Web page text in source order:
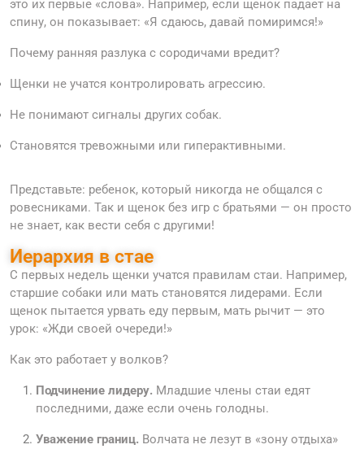
это их первые «слова». Например, если щенок падает на
спину, он показывает: «Я сдаюсь, давай помиримся!»
Почему ранняя разлука с сородичами вредит?
Щенки не учатся контролировать агрессию.
Не понимают сигналы других собак.
Становятся тревожными или гиперактивными.
Представьте: ребенок, который никогда не общался с
ровесниками. Так и щенок без игр с братьями — он просто
не знает, как вести себя с другими!
Иерархия в стае
С первых недель щенки учатся правилам стаи. Например,
старшие собаки или мать становятся лидерами. Если
щенок пытается урвать еду первым, мать рычит — это
урок: «Жди своей очереди!»
Как это работает у волков?
Подчинение лидеру. Младшие члены стаи едят
последними, даже если очень голодны.
Уважение границ. Волчата не лезут в «зону отдыха»